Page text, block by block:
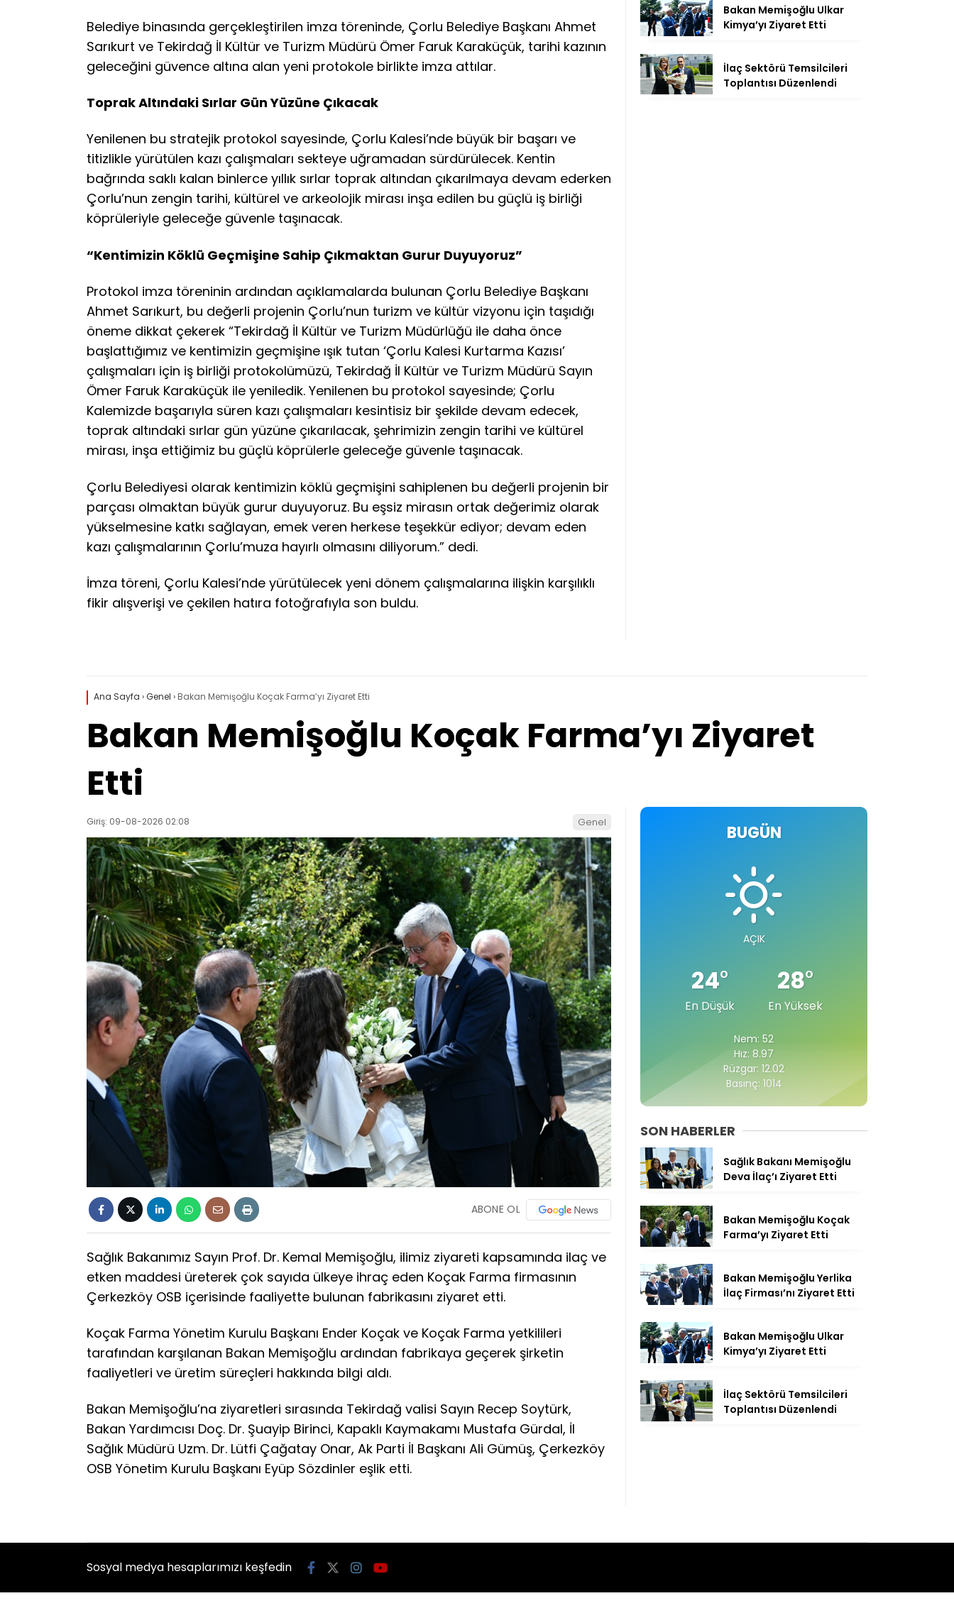
Belediye binasında gerçekleştirilen imza töreninde, Çorlu Belediye Başkanı Ahmet
Sarıkurt ve Tekirdağ İl Kültür ve Turizm Müdürü Ömer Faruk Karaküçük, tarihi kazının
geleceğini güvence altına alan yeni protokole birlikte imza attılar.
Toprak Altındaki Sırlar Gün Yüzüne Çıkacak
Yenilenen bu stratejik protokol sayesinde, Çorlu Kalesi’nde büyük bir başarı ve
titizlikle yürütülen kazı çalışmaları sekteye uğramadan sürdürülecek. Kentin
bağrında saklı kalan binlerce yıllık sırlar toprak altından çıkarılmaya devam ederken
Çorlu’nun zengin tarihi, kültürel ve arkeolojik mirası inşa edilen bu güçlü iş birliği
köprüleriyle geleceğe güvenle taşınacak.
“Kentimizin Köklü Geçmişine Sahip Çıkmaktan Gurur Duyuyoruz”
Protokol imza töreninin ardından açıklamalarda bulunan Çorlu Belediye Başkanı
Ahmet Sarıkurt, bu değerli projenin Çorlu’nun turizm ve kültür vizyonu için taşıdığı
öneme dikkat çekerek “Tekirdağ İl Kültür ve Turizm Müdürlüğü ile daha önce
başlattığımız ve kentimizin geçmişine ışık tutan ‘Çorlu Kalesi Kurtarma Kazısı’
çalışmaları için iş birliği protokolümüzü, Tekirdağ İl Kültür ve Turizm Müdürü Sayın
Ömer Faruk Karaküçük ile yeniledik. Yenilenen bu protokol sayesinde; Çorlu
Kalemizde başarıyla süren kazı çalışmaları kesintisiz bir şekilde devam edecek,
toprak altındaki sırlar gün yüzüne çıkarılacak, şehrimizin zengin tarihi ve kültürel
mirası, inşa ettiğimiz bu güçlü köprülerle geleceğe güvenle taşınacak.
Çorlu Belediyesi olarak kentimizin köklü geçmişini sahiplenen bu değerli projenin bir
parçası olmaktan büyük gurur duyuyoruz. Bu eşsiz mirasın ortak değerimiz olarak
yükselmesine katkı sağlayan, emek veren herkese teşekkür ediyor; devam eden
kazı çalışmalarının Çorlu’muza hayırlı olmasını diliyorum.” dedi.
İmza töreni, Çorlu Kalesi’nde yürütülecek yeni dönem çalışmalarına ilişkin karşılıklı
fikir alışverişi ve çekilen hatıra fotoğrafıyla son buldu.
Bakan Memişoğlu Ulkar
Kimya’yı Ziyaret Etti
İlaç Sektörü Temsilcileri
Toplantısı Düzenlendi
Ana Sayfa ›Genel › Bakan Memişoğlu Koçak Farma’yı Ziyaret Etti
Bakan Memişoğlu Koçak Farma’yı Ziyaret
Etti
Giriş: 09-08-2026 02:08 Genel
ABONE OL
Sağlık Bakanımız Sayın Prof. Dr. Kemal Memişoğlu, ilimiz ziyareti kapsamında ilaç ve
etken maddesi üreterek çok sayıda ülkeye ihraç eden Koçak Farma firmasının
Çerkezköy OSB içerisinde faaliyette bulunan fabrikasını ziyaret etti.
Koçak Farma Yönetim Kurulu Başkanı Ender Koçak ve Koçak Farma yetkilileri
tarafından karşılanan Bakan Memişoğlu ardından fabrikaya geçerek şirketin
faaliyetleri ve üretim süreçleri hakkında bilgi aldı.
Bakan Memişoğlu’na ziyaretleri sırasında Tekirdağ valisi Sayın Recep Soytürk,
Bakan Yardımcısı Doç. Dr. Şuayip Birinci, Kapaklı Kaymakamı Mustafa Gürdal, İl
Sağlık Müdürü Uzm. Dr. Lütfi Çağatay Onar, Ak Parti İl Başkanı Ali Gümüş, Çerkezköy
OSB Yönetim Kurulu Başkanı Eyüp Sözdinler eşlik etti.
BUGÜN
AÇIK
24°
En Düşük
28°
En Yüksek
Nem: 52
Hız: 8.97
Rüzgar: 12.02
Basınç: 1014
SON HABERLER
Sağlık Bakanı Memişoğlu
Deva İlaç’ı Ziyaret Etti
Bakan Memişoğlu Koçak
Farma’yı Ziyaret Etti
Bakan Memişoğlu Yerlika
İlaç Firması’nı Ziyaret Etti
Bakan Memişoğlu Ulkar
Kimya’yı Ziyaret Etti
İlaç Sektörü Temsilcileri
Toplantısı Düzenlendi
Sosyal medya hesaplarımızı keşfedin